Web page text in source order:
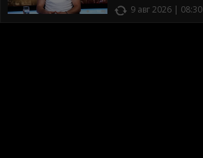
9 авг 2026 | 08:30